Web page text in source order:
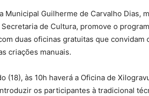
Municipal Guilherme de Carvalho Dias,
de Cultura, promove o
duas oficinas gratuitas que
criações manuais.
(18), às 10h haverá a Oficina de
os participantes à tradicional